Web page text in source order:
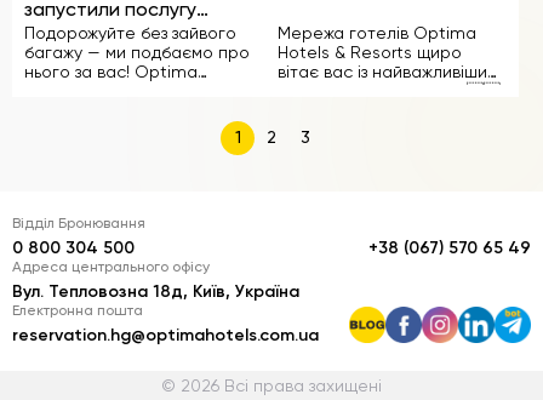
запустили послугу
«Вільні руки»
Подорожуйте без зайвого
багажу — ми подбаємо про
нього за вас! Optima
…
Мережа готелів Optima
Hotels & Resorts щиро
вітає вас із найважливішим
свободу, силу та єдність
1 2 3
Відділ Бронювання
0 800 304 500 +38 (067) 570 65 49
Адреса центрального офісу
Вул. Тепловозна 18д, Київ, Україна
Електронна пошта
reservation.hg@optimahotels.com.ua
© 2026 Всі права захищені